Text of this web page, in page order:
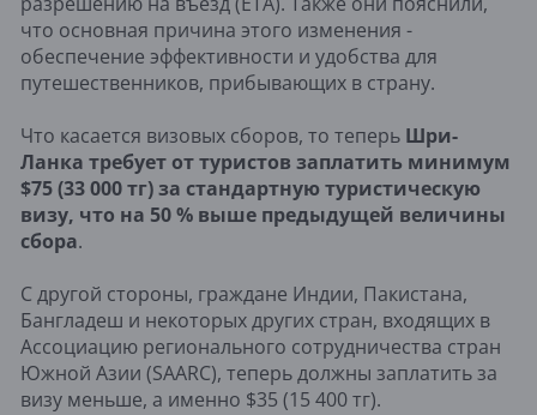
что основная причина этого изменения -
обеспечение эффективности и удобства для
путешественников, прибывающих в страну.
Что касается визовых сборов, то теперь Шри-
Ланка требует от туристов заплатить минимум
$75 (33 000 тг) за стандартную туристическую
визу, что на 50 % выше предыдущей величины
сбора.
С другой стороны, граждане Индии, Пакистана,
Бангладеш и некоторых других стран, входящих в
Ассоциацию регионального сотрудничества стран
Южной Азии (SAARC), теперь должны заплатить за
визу меньше, а именно $35 (15 400 тг).